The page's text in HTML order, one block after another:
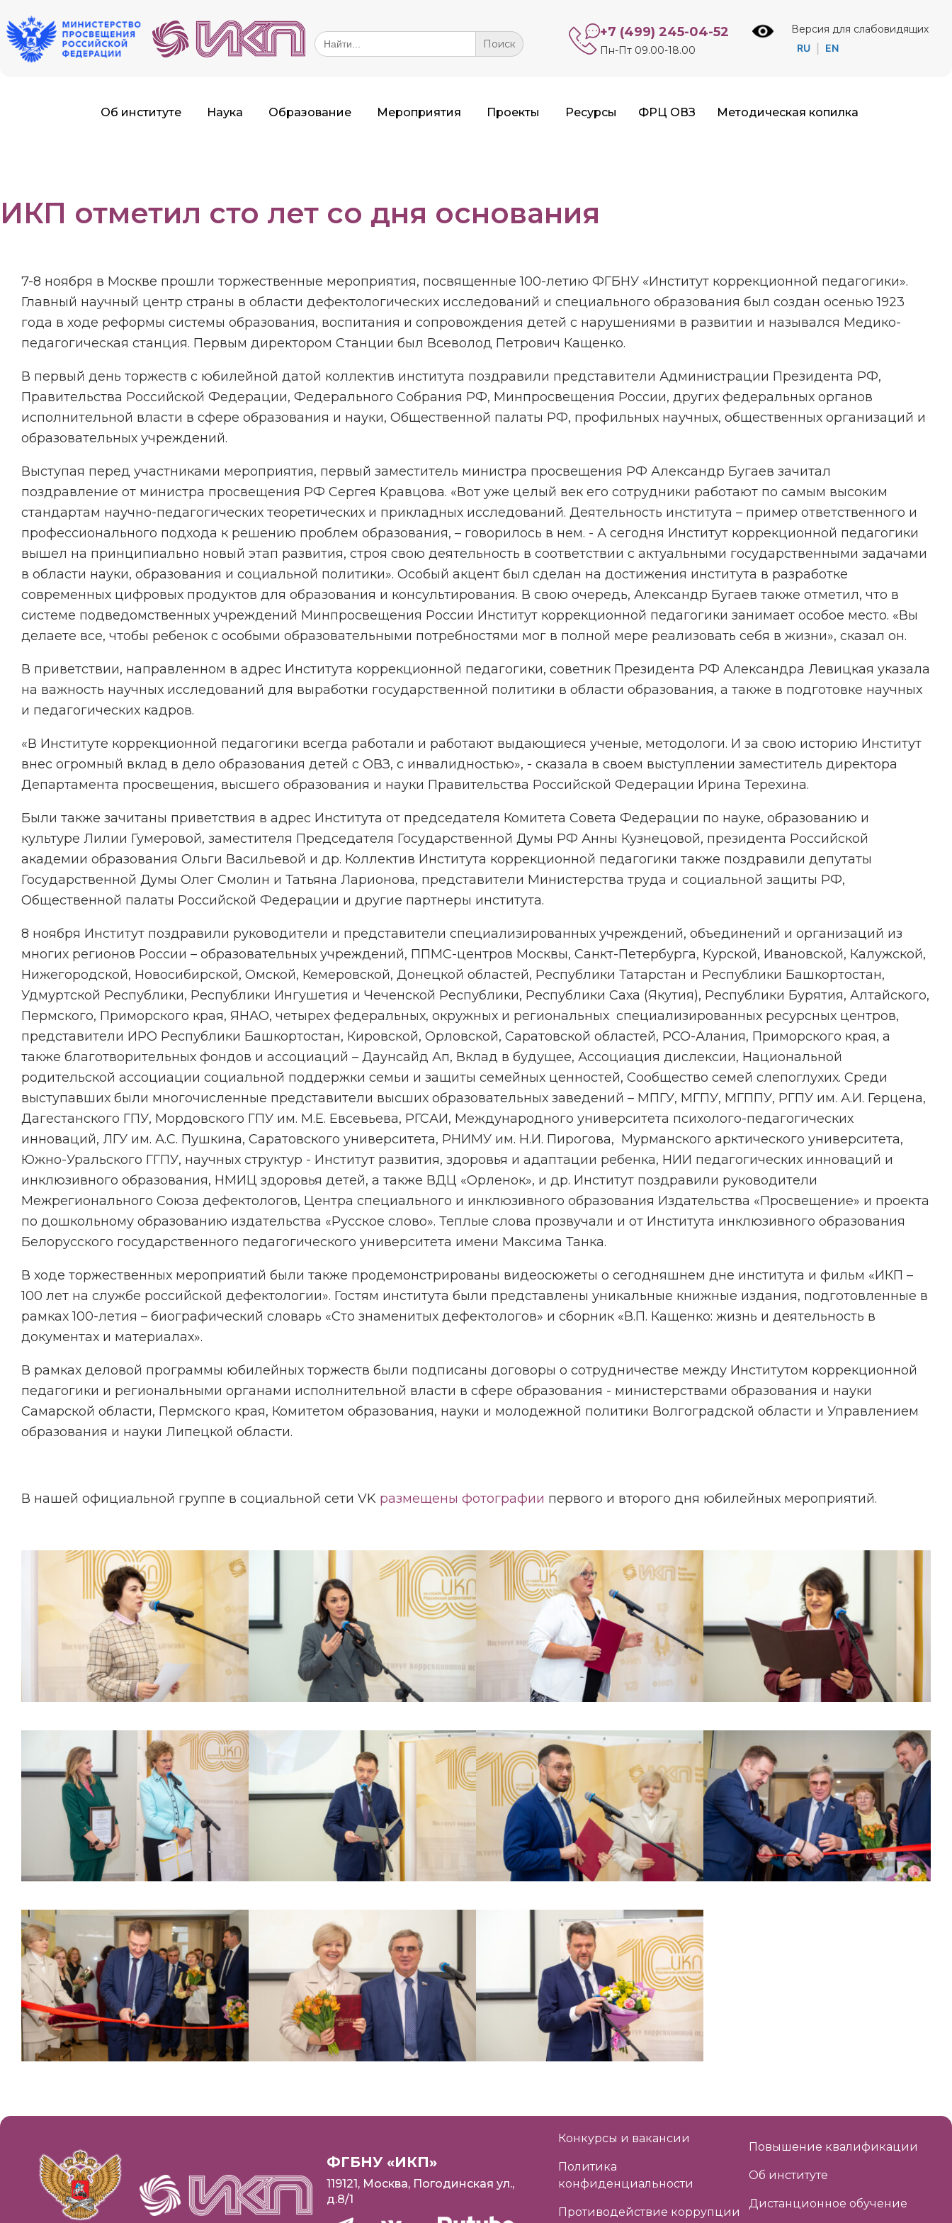
Search
for:
+7 (499) 245-04-52
Пн-Пт 09.00-18.00
Версия для слабовидящих
RU EN
Об институте Наука Образование Мероприятия Проекты Ресурсы ФРЦ ОВЗ Методическая копилка
ИКП отметил сто лет со дня основания
7-8 ноября в Москве прошли торжественные мероприятия, посвященные 100-летию ФГБНУ «Институт коррекционной педагогики».
Главный научный центр страны в области дефектологических исследований и специального образования был создан осенью 1923
года в ходе реформы системы образования, воспитания и сопровождения детей с нарушениями в развитии и назывался Медико-
педагогическая станция. Первым директором Станции был Всеволод Петрович Кащенко.
В первый день торжеств с юбилейной датой коллектив института поздравили представители Администрации Президента РФ,
Правительства Российской Федерации, Федерального Собрания РФ, Минпросвещения России, других федеральных органов
исполнительной власти в сфере образования и науки, Общественной палаты РФ, профильных научных, общественных организаций и
образовательных учреждений.
Выступая перед участниками мероприятия, первый заместитель министра просвещения РФ Александр Бугаев зачитал
поздравление от министра просвещения РФ Сергея Кравцова. «Вот уже целый век его сотрудники работают по самым высоким
стандартам научно-педагогических теоретических и прикладных исследований. Деятельность института – пример ответственного и
профессионального подхода к решению проблем образования, – говорилось в нем. - А сегодня Институт коррекционной педагогики
вышел на принципиально новый этап развития, строя свою деятельность в соответствии с актуальными государственными задачами
в области науки, образования и социальной политики». Особый акцент был сделан на достижения института в разработке
современных цифровых продуктов для образования и консультирования. В свою очередь, Александр Бугаев также отметил, что в
системе подведомственных учреждений Минпросвещения России Институт коррекционной педагогики занимает особое место. «Вы
делаете все, чтобы ребенок с особыми образовательными потребностями мог в полной мере реализовать себя в жизни», сказал он.
В приветствии, направленном в адрес Института коррекционной педагогики, советник Президента РФ Александра Левицкая указала
на важность научных исследований для выработки государственной политики в области образования, а также в подготовке научных
и педагогических кадров.
«В Институте коррекционной педагогики всегда работали и работают выдающиеся ученые, методологи. И за свою историю Институт
внес огромный вклад в дело образования детей с ОВЗ, с инвалидностью», - сказала в своем выступлении заместитель директора
Департамента просвещения, высшего образования и науки Правительства Российской Федерации Ирина Терехина.
Были также зачитаны приветствия в адрес Института от председателя Комитета Совета Федерации по науке, образованию и
культуре Лилии Гумеровой, заместителя Председателя Государственной Думы РФ Анны Кузнецовой, президента Российской
академии образования Ольги Васильевой и др. Коллектив Института коррекционной педагогики также поздравили депутаты
Государственной Думы Олег Смолин и Татьяна Ларионова, представители Министерства труда и социальной защиты РФ,
Общественной палаты Российской Федерации и другие партнеры института.
8 ноября Институт поздравили руководители и представители специализированных учреждений, объединений и организаций из
многих регионов России – образовательных учреждений, ППМС-центров Москвы, Санкт-Петербурга, Курской, Ивановской, Калужской,
Нижегородской, Новосибирской, Омской, Кемеровской, Донецкой областей, Республики Татарстан и Республики Башкортостан,
Удмуртской Республики, Республики Ингушетия и Чеченской Республики, Республики Саха (Якутия), Республики Бурятия, Алтайского,
Пермского, Приморского края, ЯНАО, четырех федеральных, окружных и региональных специализированных ресурсных центров,
представители ИРО Республики Башкортостан, Кировской, Орловской, Саратовской областей, РСО-Алания, Приморского края, а
также благотворительных фондов и ассоциаций – Даунсайд Ап, Вклад в будущее, Ассоциация дислексии, Национальной
родительской ассоциации социальной поддержки семьи и защиты семейных ценностей, Сообщество семей слепоглухих. Среди
выступавших были многочисленные представители высших образовательных заведений – МПГУ, МГПУ, МГППУ, РГПУ им. А.И. Герцена,
Дагестанского ГПУ, Мордовского ГПУ им. М.Е. Евсевьева, РГСАИ, Международного университета психолого-педагогических
инноваций, ЛГУ им. А.С. Пушкина, Саратовского университета, РНИМУ им. Н.И. Пирогова, Мурманского арктического университета,
Южно-Уральского ГГПУ, научных структур - Институт развития, здоровья и адаптации ребенка, НИИ педагогических инноваций и
инклюзивного образования, НМИЦ здоровья детей, а также ВДЦ «Орленок», и др. Институт поздравили руководители
Межрегионального Союза дефектологов, Центра специального и инклюзивного образования Издательства «Просвещение» и проекта
по дошкольному образованию издательства «Русское слово». Теплые слова прозвучали и от Института инклюзивного образования
Белорусского государственного педагогического университета имени Максима Танка.
В ходе торжественных мероприятий были также продемонстрированы видеосюжеты о сегодняшнем дне института и фильм «ИКП –
100 лет на службе российской дефектологии». Гостям института были представлены уникальные книжные издания, подготовленные в
рамках 100-летия – биографический словарь «Сто знаменитых дефектологов» и сборник «В.П. Кащенко: жизнь и деятельность в
документах и материалах».
В рамках деловой программы юбилейных торжеств были подписаны договоры о сотрудничестве между Институтом коррекционной
педагогики и региональными органами исполнительной власти в сфере образования - министерствами образования и науки
Самарской области, Пермского края, Комитетом образования, науки и молодежной политики Волгоградской области и Управлением
образования и науки Липецкой области.
В нашей официальной группе в социальной сети VK размещены фотографии первого и второго дня юбилейных мероприятий.
ФГБНУ «ИКП»
119121, Москва, Погодинская ул.,
д.8/1
Конкурсы и вакансии
Политика
конфиденциальности
Противодействие коррупции
Повышение квалификации
Об институте
Дистанционное обучение